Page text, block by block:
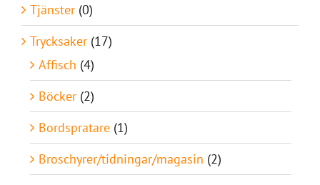
Tjänster (0)
Trycksaker (17)
Affisch (4)
Böcker (2)
Bordspratare (1)
Broschyrer/tidningar/magasin (2)